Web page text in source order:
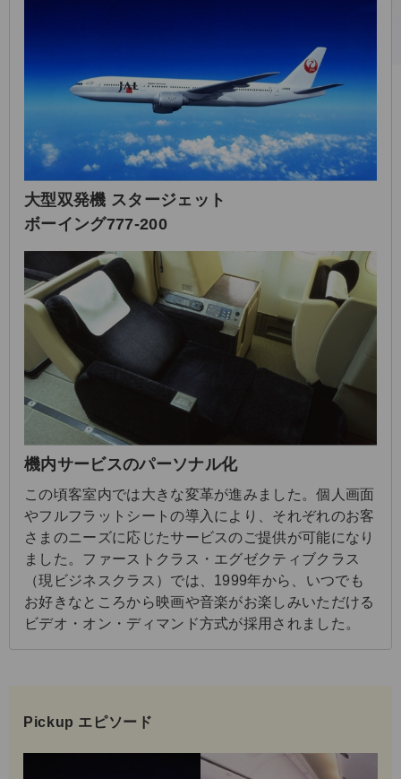
大型双発機 スタージェット
ボーイング777-200
機内サービスのパーソナル化
この頃客室内では大きな変革が進みました。個人画面
やフルフラットシートの導入により、それぞれのお客
さまのニーズに応じたサービスのご提供が可能になり
ました。ファーストクラス・エグゼクティブクラス
（現ビジネスクラス）では、1999年から、いつでも
お好きなところから映画や音楽がお楽しみいただける
ビデオ・オン・ディマンド方式が採用されました。
Pickup エピソード